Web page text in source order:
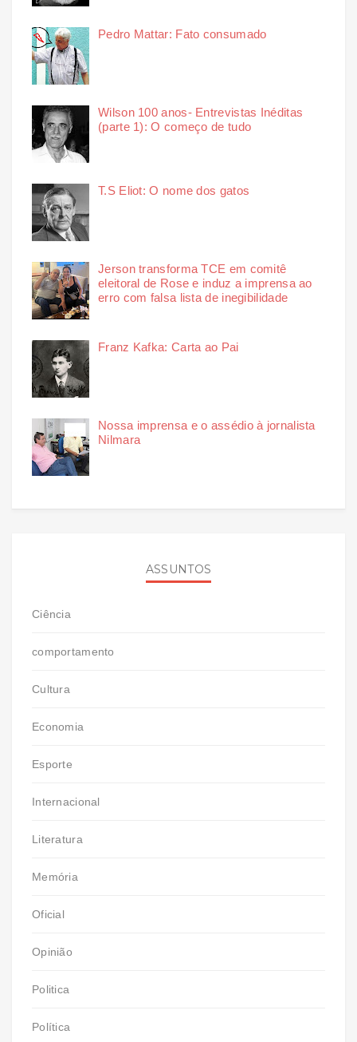
Pedro Mattar: Fato consumado
Wilson 100 anos- Entrevistas Inéditas
(parte 1): O começo de tudo
T.S Eliot: O nome dos gatos
Jerson transforma TCE em comitê
eleitoral de Rose e induz a imprensa ao
erro com falsa lista de inegibilidade
Franz Kafka: Carta ao Pai
Nossa imprensa e o assédio à jornalista
Nilmara
ASSUNTOS
Ciência
comportamento
Cultura
Economia
Esporte
Internacional
Literatura
Memória
Oficial
Opinião
Politica
Política